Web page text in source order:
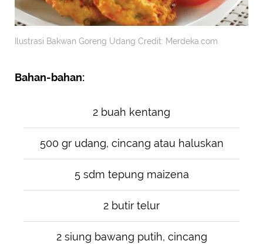
Ilustrasi Bakwan Goreng Udang Credit: Merdeka.com
Bahan-bahan:
2 buah kentang
500 gr udang, cincang atau haluskan
5 sdm tepung maizena
2 butir telur
2 siung bawang putih, cincang